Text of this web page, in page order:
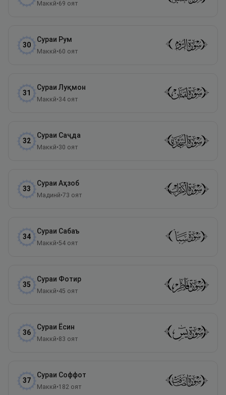
Маккӣ•69 оят
30
Сураи Рум
Маккӣ•60 оят
31
Сураи Луқмон
Маккӣ•34 оят
32
Сураи Саҷда
Маккӣ•30 оят
33
Сураи Аҳзоб
Мадинӣ•73 оят
34
Сураи Сабаъ
Маккӣ•54 оят
35
Сураи Фотир
Маккӣ•45 оят
36
Сураи Ёсин
Маккӣ•83 оят
37
Сураи Соффот
Маккӣ•182 оят